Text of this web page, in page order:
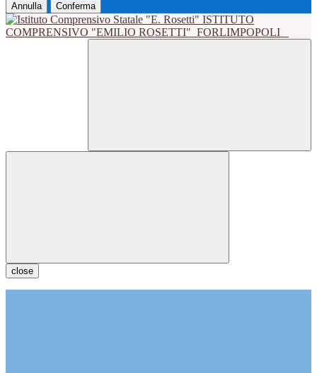
Annulla Conferma
ISTITUTO
COMPRENSIVO "EMILIO ROSETTI" FORLIMPOPOLI
close